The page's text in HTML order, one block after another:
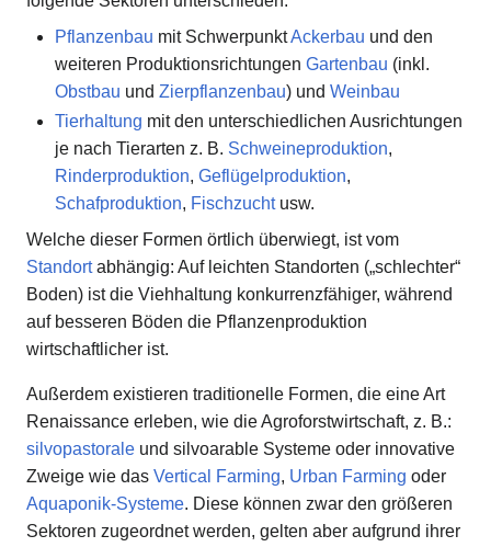
Pflanzenbau mit SchwerpunktAckerbau und den
weiteren Produktionsrichtungen Gartenbau (inkl.
Obstbau und Zierpflanzenbau) und Weinbau
Tierhaltung mit den unterschiedlichen Ausrichtungen
je nach Tierarten z. B. Schweineproduktion,
Rinderproduktion, Geflügelproduktion,
Schafproduktion, Fischzuchtusw.
Welche dieser Formen örtlich überwiegt, ist vom
Standortabhängig: Auf leichten Standorten („schlechter“
Boden) ist die Viehhaltung konkurrenzfähiger, während
auf besseren Böden die Pflanzenproduktion
wirtschaftlicher ist.
Außerdem existieren traditionelle Formen, die eine Art
Renaissance erleben, wie die Agroforstwirtschaft, z. B.:
silvopastorale und silvoarable Systeme oder innovative
Zweige wie das Vertical Farming, Urban Farming oder
Aquaponik-Systeme. Diese können zwar den größeren
Sektoren zugeordnet werden, gelten aber aufgrund ihrer